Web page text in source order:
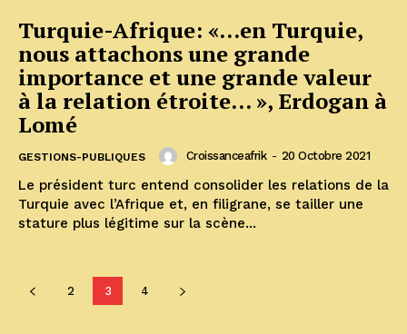
Turquie-Afrique: «…en Turquie,
nous attachons une grande
importance et une grande valeur
à la relation étroite… », Erdogan à
Lomé
GESTIONS-PUBLIQUES Croissanceafrik - 20 Octobre 2021
Le président turc entend consolider les relations de la
Turquie avec l’Afrique et, en filigrane, se tailler une
stature plus légitime sur la scène...
2 3 4